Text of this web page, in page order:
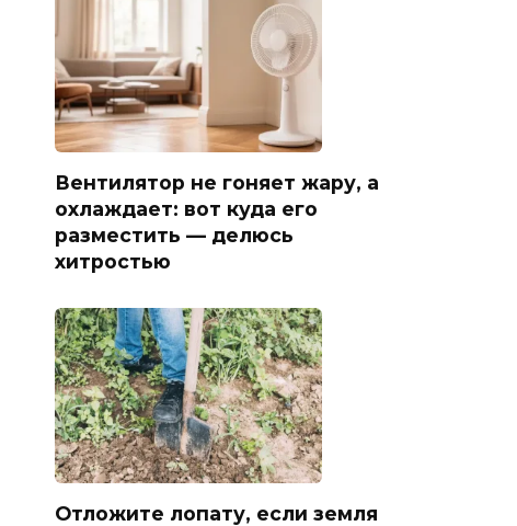
Вентилятор не гоняет жару, а
охлаждает: вот куда его
разместить — делюсь
хитростью
Отложите лопату, если земля